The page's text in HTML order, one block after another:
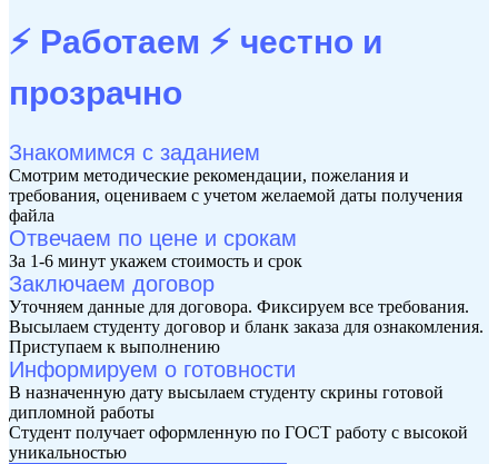
⚡ Работаем ⚡ честно и
прозрачно
Знакомимся с заданием
Смотрим методические рекомендации, пожелания и
требования, оцениваем с учетом желаемой даты получения
файла
Отвечаем по цене и срокам
За 1-6 минут укажем стоимость и срок
Заключаем договор
Уточняем данные для договора. Фиксируем все требования.
Высылаем студенту договор и бланк заказа для ознакомления.
Приступаем к выполнению
Информируем о готовности
В назначенную дату высылаем студенту скрины готовой
дипломной работы
Студент получает оформленную по ГОСТ работу с высокой
уникальностью